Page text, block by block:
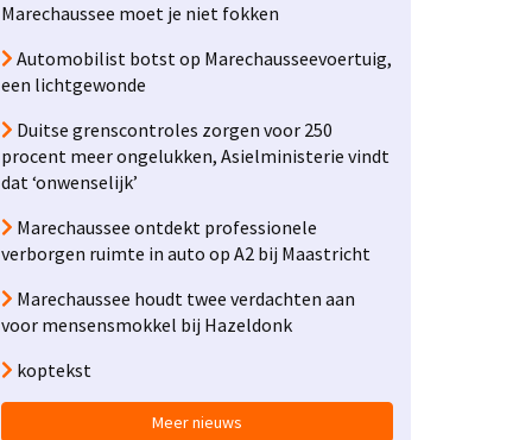
Marechaussee moet je niet fokken
Automobilist botst op Marechausseevoertuig,
een lichtgewonde
Duitse grenscontroles zorgen voor 250
procent meer ongelukken, Asielministerie vindt
dat ‘onwenselijk’
Marechaussee ontdekt professionele
verborgen ruimte in auto op A2 bij Maastricht
Marechaussee houdt twee verdachten aan
voor mensensmokkel bij Hazeldonk
koptekst
Meer nieuws